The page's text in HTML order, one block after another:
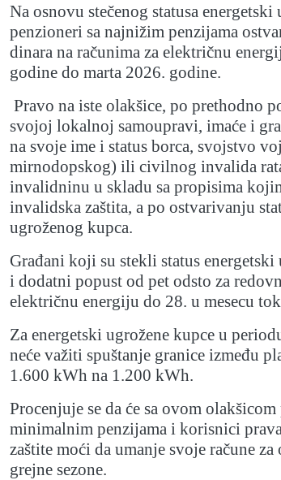
Na osnovu stečenog statusa energetski
penzioneri sa najnižim penzijama
dinara na računima za električnu
godine do marta 2026. godine.
Pravo na iste olakšice, po prethodno
svojoj lokalnoj samoupravi, imaće i
na svoje ime i status borca, svojstvo
mirnodopskog) ili civilnog invalida
invalidninu u skladu sa propisima
invalidska zaštita, a po ostvarivanju
ugroženog kupca.
Građani koji su stekli status energetski
i dodatni popust od pet odsto za
električnu energiju do 28. u mesecu
Za energetski ugrožene kupce u
neće važiti spuštanje granice između
1.600 kWh na 1.200 kWh.
Procenjuje se da će sa ovom
minimalnim penzijama i korisnici
zaštite moći da umanje svoje račune
grejne sezone.